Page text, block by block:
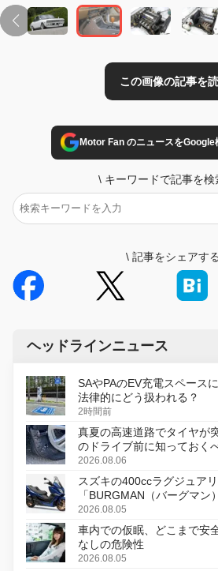
Motor Fan のニュースをGoogle
\ キーワードで記事を検
\ 記事をシェアする
ヘッドラインニュース
SAやPAのEV充電スペース
法律的にどう扱われる？
2時間前
真夏の高速道路でタイヤが
のドライブ前に知っておく
2026.08.06
スズキの400ccラグジュア
「BURGMAN（バーグマン
変更し、8月18日に発売
2026.08.05
車内での仮眠、どこまで安
なしの危険性
2026.08.05